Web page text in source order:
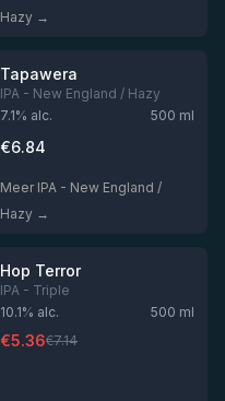
Hazy →
★3.93
Tapawera
IPA - New England / Hazy
7.1% alc. 500 ml
€6.84
Meer IPA - New England /
Hazy →
★3.91
Hop Terror
IPA - Triple
10.1% alc. 500 ml
€5.36€7.14